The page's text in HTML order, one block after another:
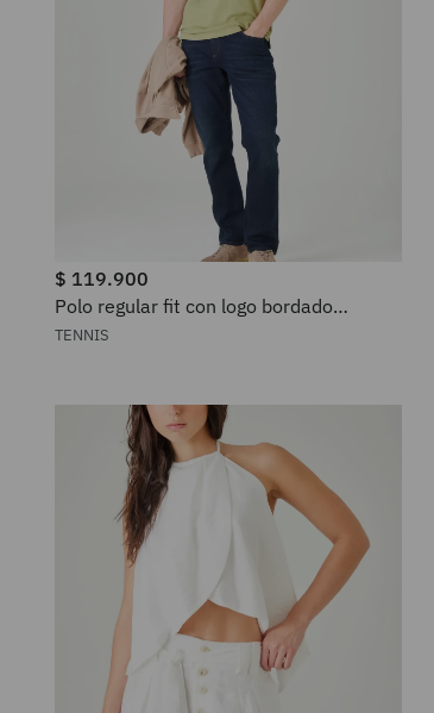
$ 119.900
Polo regular fit con logo bordado
minimalista de algodón verde salvia
TENNIS